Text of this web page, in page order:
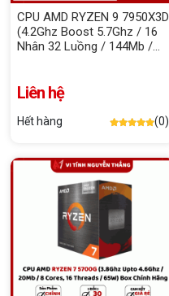
CPU AMD RYZEN 9 7950X3D
(4.2Ghz Boost 5.7Ghz / 16
Nhân 32 Luồng / 144Mb /
Liên hệ
Hết hàng (0)